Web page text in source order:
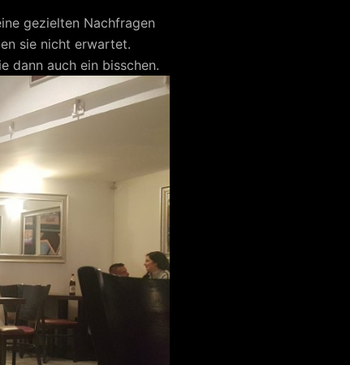
gezielten Nachfragen
sie nicht erwartet.
dann auch ein bisschen.